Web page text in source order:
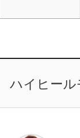
ハイヒール